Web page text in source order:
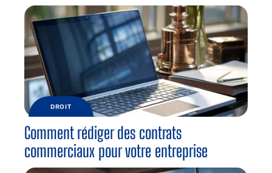
DROIT
Comment rédiger des contrats
commerciaux pour votre entreprise